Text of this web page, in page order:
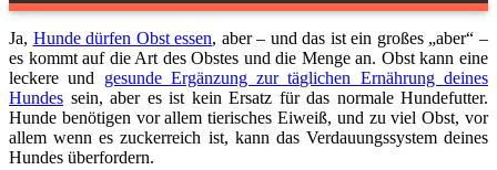
Ja, Hunde dürfen Obst essen, aber – und das ist ein großes „aber“ –
es kommt auf die Art des Obstes und die Menge an. Obst kann eine
leckere und gesunde Ergänzung zur täglichen Ernährung deines
Hundes sein, aber es ist kein Ersatz für das normale Hundefutter.
Hunde benötigen vor allem tierisches Eiweiß, und zu viel Obst, vor
allem wenn es zuckerreich ist, kann das Verdauungssystem deines
Hundes überfordern.